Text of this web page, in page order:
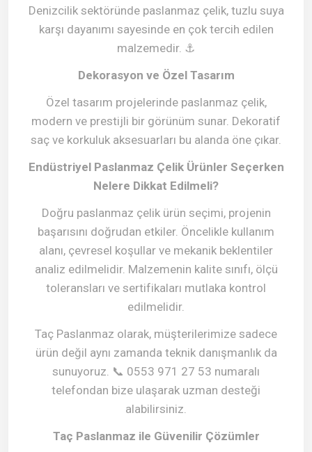
Denizcilik sektöründe paslanmaz çelik, tuzlu suya
karşı dayanımı sayesinde en çok tercih edilen
malzemedir. ⚓
Dekorasyon ve Özel Tasarım
Özel tasarım projelerinde paslanmaz çelik,
modern ve prestijli bir görünüm sunar. Dekoratif
saç ve korkuluk aksesuarları bu alanda öne çıkar.
Endüstriyel Paslanmaz Çelik Ürünler Seçerken
Nelere Dikkat Edilmeli?
Doğru paslanmaz çelik ürün seçimi, projenin
başarısını doğrudan etkiler. Öncelikle kullanım
alanı, çevresel koşullar ve mekanik beklentiler
analiz edilmelidir. Malzemenin kalite sınıfı, ölçü
toleransları ve sertifikaları mutlaka kontrol
edilmelidir.
Taç Paslanmaz olarak, müşterilerimize sadece
ürün değil aynı zamanda teknik danışmanlık da
sunuyoruz. 📞 0553 971 27 53 numaralı
telefondan bize ulaşarak uzman desteği
alabilirsiniz.
Taç Paslanmaz ile Güvenilir Çözümler